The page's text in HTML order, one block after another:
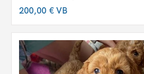
200,00 €VB